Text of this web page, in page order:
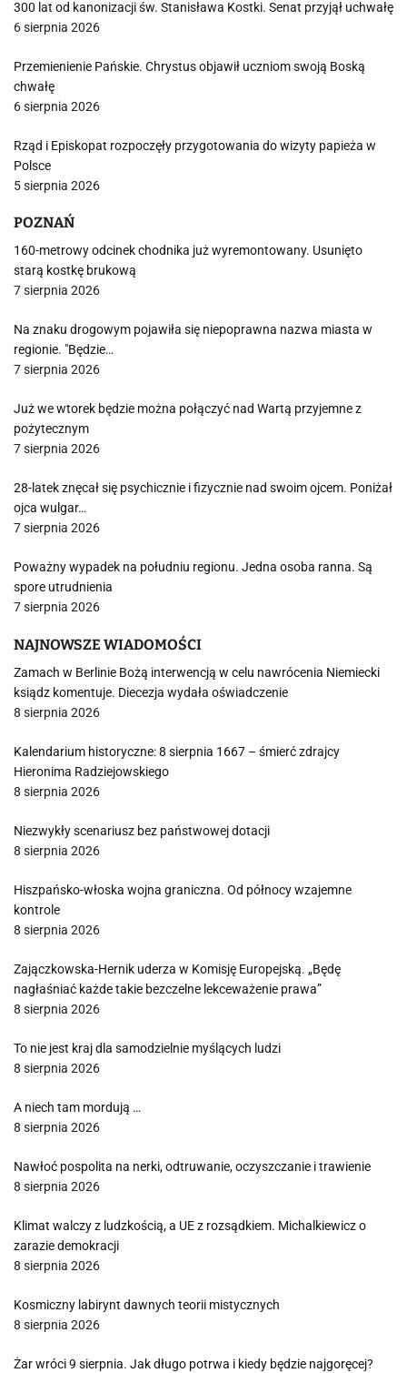
300 lat od kanonizacji św. Stanisława Kostki. Senat przyjął uchwałę
6 sierpnia 2026
Przemienienie Pańskie. Chrystus objawił uczniom swoją Boską
chwałę
6 sierpnia 2026
Rząd i Episkopat rozpoczęły przygotowania do wizyty papieża w
Polsce
5 sierpnia 2026
POZNAŃ
160-metrowy odcinek chodnika już wyremontowany. Usunięto
starą kostkę brukową
7 sierpnia 2026
Na znaku drogowym pojawiła się niepoprawna nazwa miasta w
regionie. "Będzie…
7 sierpnia 2026
Już we wtorek będzie można połączyć nad Wartą przyjemne z
pożytecznym
7 sierpnia 2026
28-latek znęcał się psychicznie i fizycznie nad swoim ojcem. Poniżał
ojca wulgar…
7 sierpnia 2026
Poważny wypadek na południu regionu. Jedna osoba ranna. Są
spore utrudnienia
7 sierpnia 2026
NAJNOWSZE WIADOMOŚCI
Zamach w Berlinie Bożą interwencją w celu nawrócenia Niemiecki
ksiądz komentuje. Diecezja wydała oświadczenie
8 sierpnia 2026
Kalendarium historyczne: 8 sierpnia 1667 – śmierć zdrajcy
Hieronima Radziejowskiego
8 sierpnia 2026
Niezwykły scenariusz bez państwowej dotacji
8 sierpnia 2026
Hiszpańsko-włoska wojna graniczna. Od północy wzajemne
kontrole
8 sierpnia 2026
Zajączkowska-Hernik uderza w Komisję Europejską. „Będę
nagłaśniać każde takie bezczelne lekceważenie prawa”
8 sierpnia 2026
To nie jest kraj dla samodzielnie myślących ludzi
8 sierpnia 2026
A niech tam mordują …
8 sierpnia 2026
Nawłoć pospolita na nerki, odtruwanie, oczyszczanie i trawienie
8 sierpnia 2026
Klimat walczy z ludzkością, a UE z rozsądkiem. Michalkiewicz o
zarazie demokracji
8 sierpnia 2026
Kosmiczny labirynt dawnych teorii mistycznych
8 sierpnia 2026
Żar wróci 9 sierpnia. Jak długo potrwa i kiedy będzie najgoręcej?